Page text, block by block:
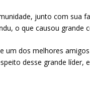
junto com sua
o que causou grande
um dos melhores
desse grande líder,